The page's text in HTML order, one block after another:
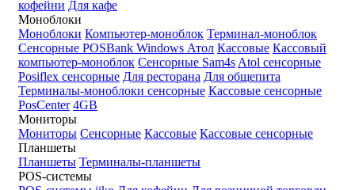
кофейни Для кафе
Моноблоки
Моноблоки Компьютер-моноблок Терминал-моноблок
Сенсорные POSBank Windows Атол Кассовые Кассовый
компьютер-моноблок Сенсорные Sam4s Atol сенсорные
Posiflex сенсорные Для ресторана Для общепита
Терминалы-моноблоки сенсорные Кассовые сенсорные
PosCenter 4GB
Мониторы
Мониторы Сенсорные Кассовые Кассовые сенсорные
Планшеты
Планшеты Терминалы-планшеты
POS-системы